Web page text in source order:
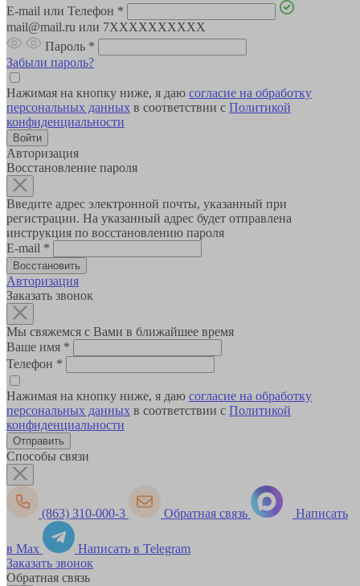
E-mail или Телефон *
mail@mail.ru или 7XXXXXXXXXX
Пароль *
Забыли пароль?
Нажимая на кнопку ниже, я даю согласие на обработку
персональных данных в соответствии с Политикой
конфиденциальности
Авторизация
Восстановление пароля
Введите адрес электронной почты, указанный при
регистрации. На указанный адрес будет отправлена
инструкция по восстановлению пароля
E-mail *
Авторизация
Заказать звонок
Мы свяжемся с Вами в ближайшее время
Ваше имя *
Телефон *
Нажимая на кнопку ниже, я даю согласие на обработку
персональных данных в соответствии с Политикой
конфиденциальности
Способы связи
(863) 310-000-3 Обратная связь Написать
в Max
Написать в Telegram
Заказать звонок
Обратная связь